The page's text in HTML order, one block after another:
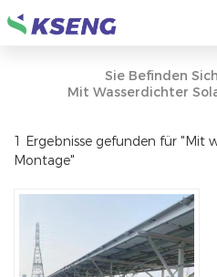
Sie Befinden
1 Ergebnisse gefunden für "Mit
Montage"